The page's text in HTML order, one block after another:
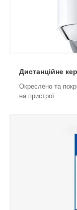
Дистанційне
Окреслено та
на пристрої.